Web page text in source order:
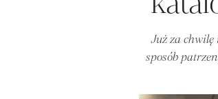
Już za
sposób